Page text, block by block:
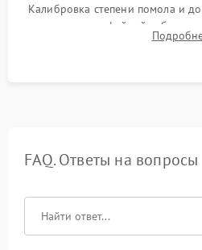
Калибровка степени помола и
плотности кофейной
качества молочной пены.
FAQ. Ответы на вопросы